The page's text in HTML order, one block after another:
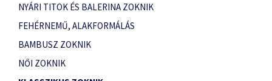
NYÁRI TITOK ÉS BALERINA ZOKNIK
FEHÉRNEMŰ, ALAKFORMÁLÁS
BAMBUSZ ZOKNIK
NŐI ZOKNIK